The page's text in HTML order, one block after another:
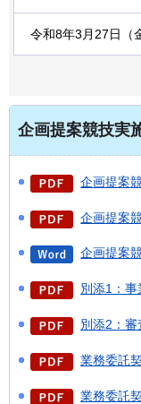
令和8年3月27日（
企画提案競技実
企画提案
企画提案
企画提案
別添1：事
別添2：審
業務委託
業務委託